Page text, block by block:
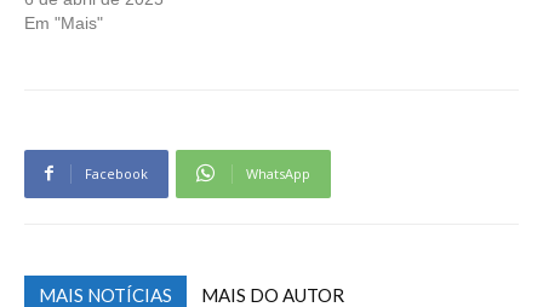
Em "Mais"
Facebook WhatsApp
MAIS NOTÍCIAS MAIS DO AUTOR